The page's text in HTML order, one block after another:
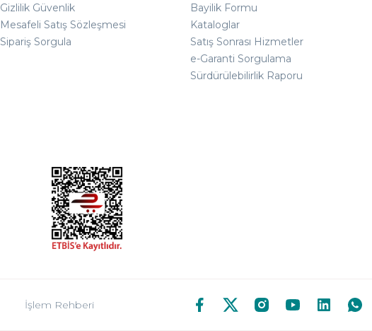
Gizlilik Güvenlik
Mesafeli Satış Sözleşmesi
Sipariş Sorgula
Bayilik Formu
Kataloglar
Satış Sonrası Hizmetler
e-Garanti Sorgulama
Sürdürülebilirlik Raporu
İşlem Rehberi